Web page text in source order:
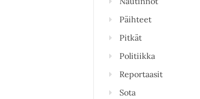
Päihteet
Pitkät
Politiikka
Reportaasit
Sota